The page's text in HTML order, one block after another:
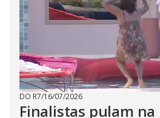
DO R7/16/07/2026
Finalistas pulam na